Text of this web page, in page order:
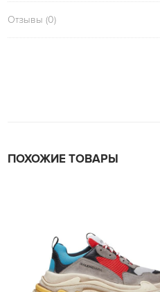
Отзывы (0)
ПОХОЖИЕ ТОВАРЫ